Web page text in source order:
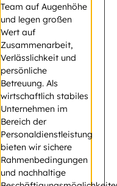
Team auf Augenhöhe
und legen großen
Wert auf
Zusammenarbeit,
Verlässlichkeit und
persönliche
Betreuung. Als
wirtschaftlich stabiles
Unternehmen im
Bereich der
Personaldienstleistung
bieten wir sichere
Rahmenbedingungen
und nachhaltige